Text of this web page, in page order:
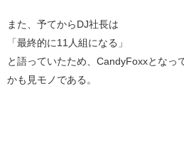
また、予てからDJ社長は
「最終的に11人組になる」
と語っていたため、CandyFoxxとなっ
かも見モノである。